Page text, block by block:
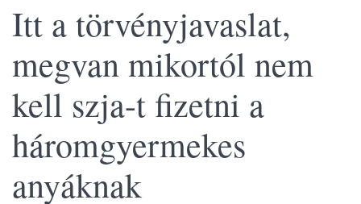
Itt a törvényjavaslat,
megvan mikortól nem
kell szja-t fizetni a
háromgyermekes
anyáknak